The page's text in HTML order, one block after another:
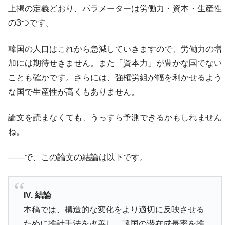
なスーパーリーグとは？
Fact1
日本人マスターズ挑戦の歴史。松山以前に最高位
Fact1
甲子園通算本塁打、最多の清原に次いで多く打っ
ている意外な選手とは？
Fact1 セレクトセールの高額取引馬が稼いだ金額とは？
上掲の定義どおり、パラメーターは労働力・資本・生産性
の3つです。
韓国の人口はこれから急減していきますので、労働力の増
加には期待せきません。また「資本力」が豊かな国でない
ことも確かです。さらには、強権労組が幅を利かせるよう
な国で生産性が高くもありません。
論文を読まなくても、うっすら予測できるかもしれません
ね。
――で、この論文の結論は以下です。
IV. 結論
本稿では、構造的な変化をより適切に反映させる